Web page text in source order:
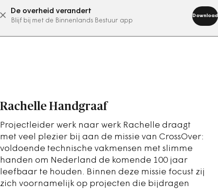
De overheid verandert
Blijf bij met de Binnenlands Bestuur app
Download
abonneer nu
Rachelle Handgraaf
Projectleider werk naar werk Rachelle draagt
met veel plezier bij aan de missie van CrossOver:
voldoende technische vakmensen met slimme
handen om Nederland de komende 100 jaar
leefbaar te houden. Binnen deze missie focust zij
zich voornamelijk op projecten die bijdragen